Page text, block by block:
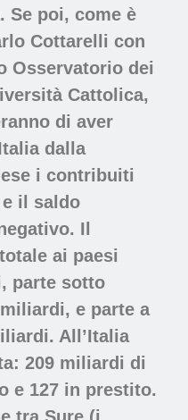
Se poi, come è
Cottarelli con
Osservatorio dei
Cattolica,
di aver
dalla
i contribuiti
il saldo
Il
ai paesi
parte sotto
e parte a
All’Italia
209 miliardi di
e 127 in prestito.